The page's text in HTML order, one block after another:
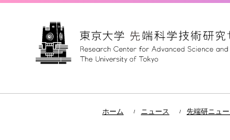
ホーム ニュース 先端研ニュ